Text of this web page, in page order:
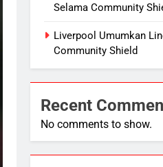
Selama Community
Liverpool Umumkan
Community Shield
Recent
No comments to show.